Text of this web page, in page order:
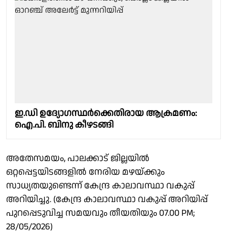
ഇ.ഡി ഉദ്യോഗസ്ഥർക്കെതിരായ ആക്രമണം:
ഐ.പി. ബിനു കീഴടങ്ങി
അതേസമയം, പാലക്കാട് ജില്ലയിൽ
ഒറ്റപ്പെട്ടയിടങ്ങളിൽ നേരിയ മഴയ്ക്കും
സാധ്യതയുണ്ടെന്ന് കേന്ദ്ര കാലാവസ്ഥാ വകുപ്പ്
അറിയിച്ചു. (കേന്ദ്ര കാലാവസ്ഥാ വകുപ്പ് അറിയിപ്പ്
പുറപ്പെടുവിച്ച സമയവും തീയതിയും 07.00 PM;
28/05/2026)